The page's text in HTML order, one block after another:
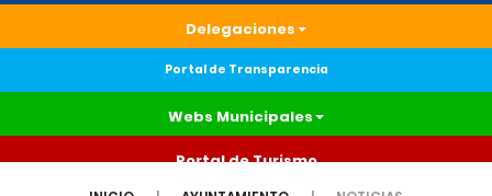
Delegaciones
Portal de Transparencia
Webs Municipales
Portal de Turismo